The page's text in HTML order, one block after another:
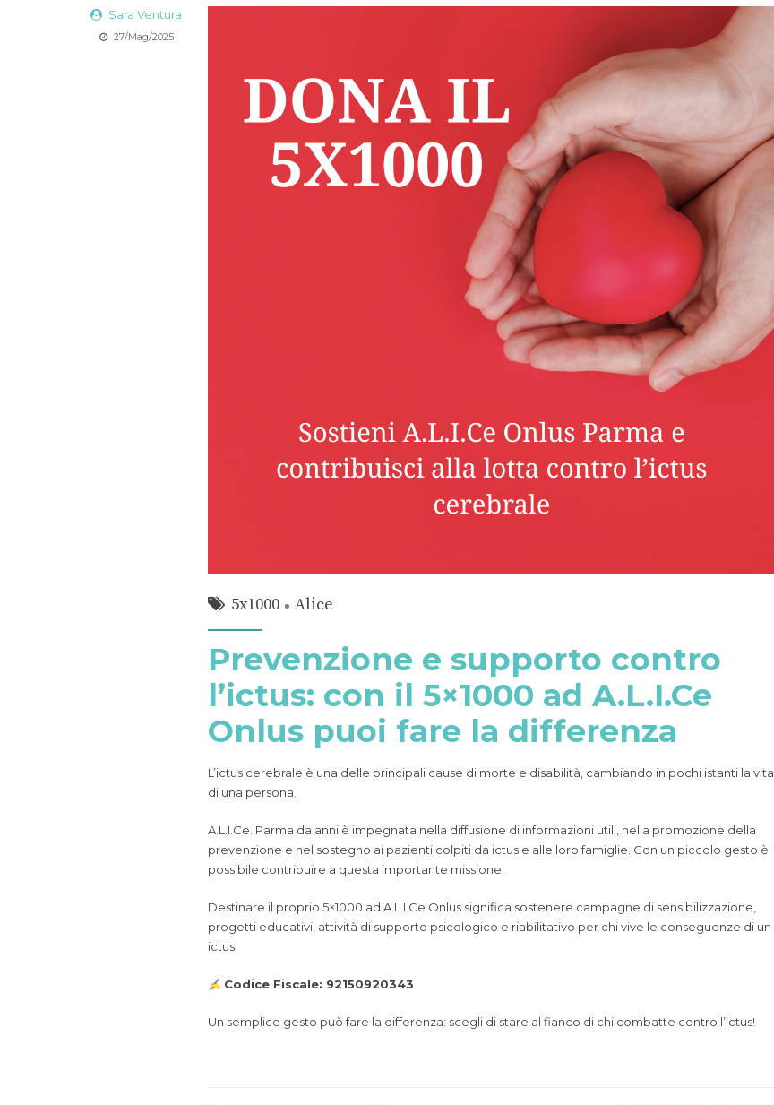
Sara Ventura
27/Mag/2025
5x1000 Alice
Prevenzione e supporto contro
l’ictus: con il 5×1000 ad A.L.I.Ce
Onlus puoi fare la differenza
L’ictus cerebrale è una delle principali cause di morte e disabilità, cambiando in pochi istanti la vita
di una persona.
A.L.I.Ce. Parma da anni è impegnata nella diffusione di informazioni utili, nella promozione della
prevenzione e nel sostegno ai pazienti colpiti da ictus e alle loro famiglie. Con un piccolo gesto è
possibile contribuire a questa importante missione.
Destinare il proprio 5×1000 ad A.L.I.Ce Onlus significa sostenere campagne di sensibilizzazione,
progetti educativi, attività di supporto psicologico e riabilitativo per chi vive le conseguenze di un
ictus.
Codice Fiscale: 92150920343
Un semplice gesto può fare la differenza: scegli di stare al fianco di chi combatte contro l’ictus!